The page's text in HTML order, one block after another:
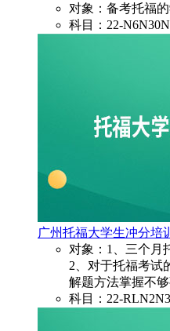
对象：备考托福
科目：22-
广州托福大学生冲分培
对象：1、三个月
2、对于托福考试
解题方法掌握不
科目：22-